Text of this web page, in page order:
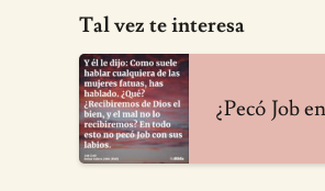
Tal vez te interesa
¿Pecó Job